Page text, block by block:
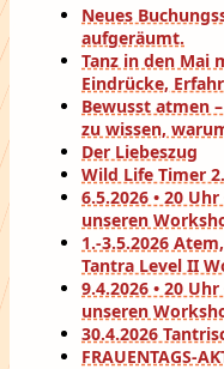
Neues
aufgeräumt.
Tanz in den Mai
Eindrücke,
Bewusst atmen
zu wissen,
Der Liebeszug
Wild Life Timer
6.5.2026 • 20
unseren
1.-3.5.2026
Tantra Level II
9.4.2026 • 20
unseren
30.4.2026
FRAUENTAGS-